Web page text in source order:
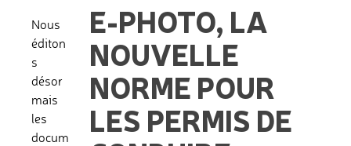
Nous
éditon
s
désor
mais
les
docum
E-PHOTO, LA
NOUVELLE
NORME POUR
LES PERMIS DE